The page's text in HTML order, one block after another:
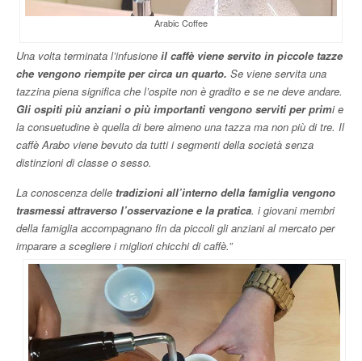
Arabic Coffee
Una volta terminata l’infusione il caffè viene servito in piccole tazze
che vengono riempite per circa un quarto. Se viene servita una
tazzina piena significa che l’ospite non è gradito e se ne deve andare.
Gli ospiti più anziani o più importanti vengono serviti per primi e
la consuetudine è quella di bere almeno una tazza ma non più di tre. Il
caffè Arabo viene bevuto da tutti i segmenti della società senza
distinzioni di classe o sesso.
La conoscenza delle tradizioni all’interno della famiglia vengono
trasmessi attraverso l’osservazione e la pratica. i giovani membri
della famiglia accompagnano fin da piccoli gli anziani al mercato per
imparare a scegliere i migliori chicchi di caffè.”